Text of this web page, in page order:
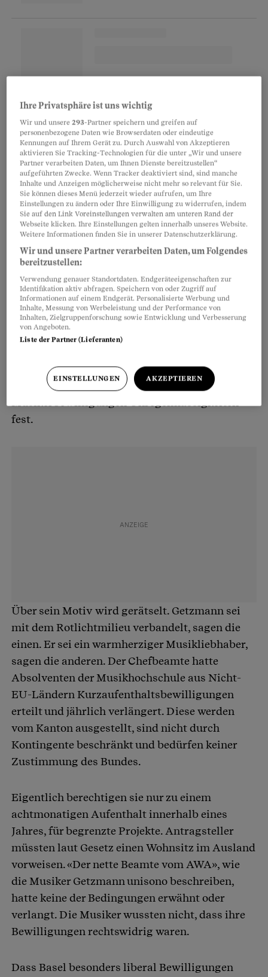
«Der nette Beamte vom AWA»
Die Aufenthaltsbewilligungen hatte Buffington
in Basel immer problemlos bekommen.
Zuständig dafür war Richard Getzmann*,
damals Leiter der Abteilung
Arbeitsbewilligungen des Amtes für Wirtschaft
und Arbeit (AWA). Im Herbst 2013 wurde er
wegen Verdachts auf Amtsmissbrauch verhaftet
und angeklagt, weil er im grossen Stil
rechtswidrige Bewilligungen an
Reinigungskräfte, Kellnerinnen, Handwerker
und vermutlich auch an Prostituierte aus
Bulgarien und Rumänien ausgestellt hatte.
Getzmann wurde frühpensioniert, das Verfahren
Ermittlungen wurden alle seine Dossiers
durchleuchtet, dabei stellte man auch bei den
Musikerbewilligungen Unregelmässigkeiten
fest.
Über sein Motiv wird gerätselt. Getzmann sei
mit dem Rotlichtmilieu verbandelt, sagen die
einen. Er sei ein warmherziger Musikliebhaber,
sagen die anderen. Der Chefbeamte hatte
Absolventen der Musikhochschule aus Nicht-
EU-Ländern Kurzaufenthaltsbewilligungen
erteilt und jährlich verlängert. Diese werden
vom Kanton ausgestellt, sind nicht durch
Kontingente beschränkt und bedürfen keiner
Zustimmung des Bundes.
Eigentlich berechtigen sie nur zu einem
achtmonatigen Aufenthalt innerhalb eines
Jahres, für begrenzte Projekte. Antragsteller
müssten laut Gesetz einen Wohnsitz im Ausland
vorweisen. «Der nette Beamte vom AWA», wie
die Musiker Getzmann unisono beschreiben,
hatte keine der Bedingungen erwähnt oder
verlangt. Die Musiker wussten nicht, dass ihre
Bewilligungen rechtswidrig waren.
Dass Basel besonders liberal Bewilligungen
Ihre Privatsphäre ist uns wichtig
Wir und unsere293-Partner speichern und greifen auf
personenbezogene Daten wie Browserdaten oder eindeutige
Kennungen auf Ihrem Gerät zu. Durch Auswahl von Akzeptieren
aktivieren Sie Tracking-Technologien für die unter „Wir und unsere
Partner verarbeiten Daten, um Ihnen Dienste bereitzustellen“
aufgeführten Zwecke. Wenn Tracker deaktiviert sind, sind manche
Inhalte und Anzeigen möglicherweise nicht mehr so relevant für Sie.
Sie können dieses Menü jederzeit wieder aufrufen, um Ihre
Einstellungen zu ändern oder Ihre Einwilligung zu widerrufen, indem
Sie auf den Link Voreinstellungen verwalten am unteren Rand der
Webseite klicken. Ihre Einstellungen gelten innerhalb unseres Website.
Weitere Informationen finden Sie in unserer Datenschutzerklärung.
Wir und unsere Partner verarbeiten Daten, um Folgendes
bereitzustellen:
Verwendung genauer Standortdaten. Endgeräteeigenschaften zur
Identifikation aktiv abfragen. Speichern von oder Zugriff auf
Informationen auf einem Endgerät. Personalisierte Werbung und
Inhalte, Messung von Werbeleistung und der Performance von
Inhalten, Zielgruppenforschung sowie Entwicklung und Verbesserung
von Angeboten.
Liste der Partner (Lieferanten)
EINSTELLUNGEN AKZEPTIEREN